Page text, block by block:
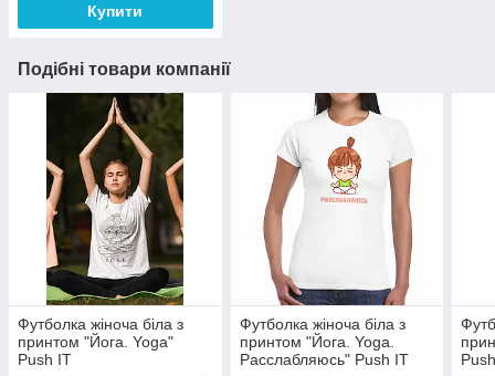
Купити
Подібні товари компанії
Футболка жіноча біла з
принтом "Йога. Yoga"
Push IT
Футболка жіноча біла з
принтом "Йога. Yoga.
Расслабляюсь" Push IT